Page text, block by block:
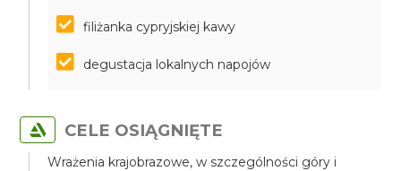
filiżanka cypryjskiej kawy
degustacja lokalnych napojów
CELE OSIĄGNIĘTE
Wrażenia krajobrazowe, w szczególności góry i